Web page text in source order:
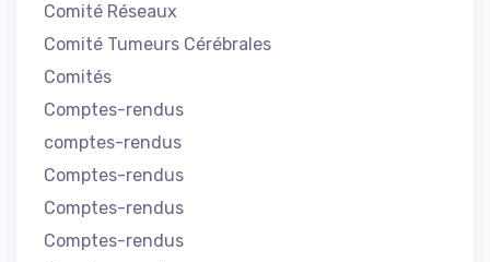
Comité Réseaux
Comité Tumeurs Cérébrales
Comités
Comptes-rendus
comptes-rendus
Comptes-rendus
Comptes-rendus
Comptes-rendus